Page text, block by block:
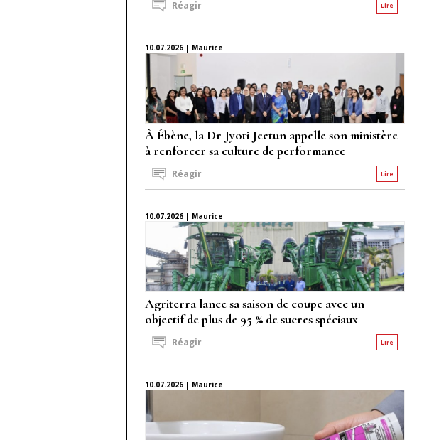
Lire
Réagir
10.07.2026 | Maurice
À Ébène, la Dr Jyoti Jeetun appelle son ministère
à renforcer sa culture de performance
Lire
Réagir
10.07.2026 | Maurice
Agriterra lance sa saison de coupe avec un
objectif de plus de 95 % de sucres spéciaux
Lire
Réagir
10.07.2026 | Maurice